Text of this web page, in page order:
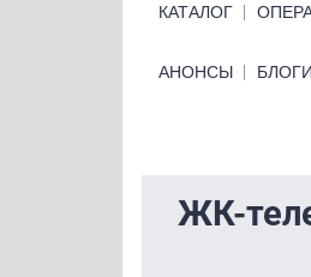
КАТАЛОГ
Primary links bottom
АНОНСЫ БЛОГИ
ЖК-